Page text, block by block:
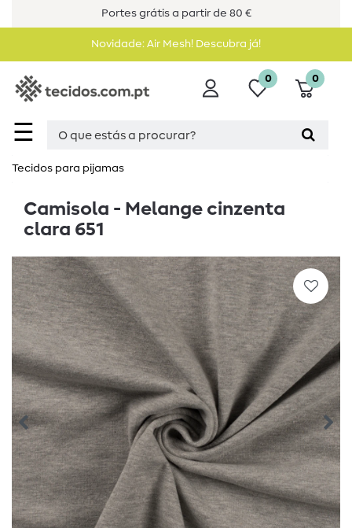
Portes grátis a partir de 80 €
Novidade: Air Mesh! Descubra já!
☰
0 0
Tecidos para pijamas
Camisola - Melange cinzenta
clara 651